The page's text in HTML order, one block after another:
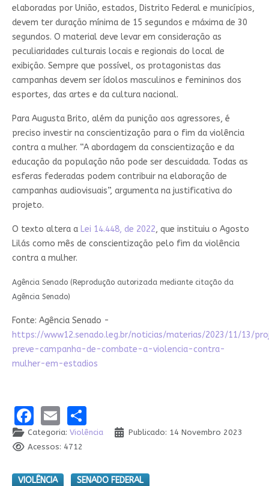
elaboradas por União, estados, Distrito Federal e municípios,
devem ter duração mínima de 15 segundos e máxima de 30
segundos. O material deve levar em consideração as
peculiaridades culturais locais e regionais do local de
exibição. Sempre que possível, os protagonistas das
campanhas devem ser ídolos masculinos e femininos dos
esportes, das artes e da cultura nacional.
Para Augusta Brito, além da punição aos agressores, é
preciso investir na conscientização para o fim da violência
contra a mulher. “A abordagem da conscientização e da
educação da população não pode ser descuidada. Todas as
esferas federadas podem contribuir na elaboração de
campanhas audiovisuais”, argumenta na justificativa do
projeto.
O texto altera a Lei 14.448, de 2022, que instituiu o Agosto
Lilás como mês de conscientização pelo fim da violência
contra a mulher.
Agência Senado (Reprodução autorizada mediante citação da
Agência Senado)
Fonte: Agência Senado -
https://www12.senado.leg.br/noticias/materias/2023/11/13/
preve-campanha-de-combate-a-violencia-contra-
mulher-em-estadios
Facebook
EmailShare
Categoria: Violência
Publicado: 14 Novembro 2023
Acessos: 4712
VIOLÊNCIA SENADO FEDERAL